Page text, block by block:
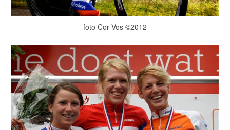
foto Cor Vos ©2012